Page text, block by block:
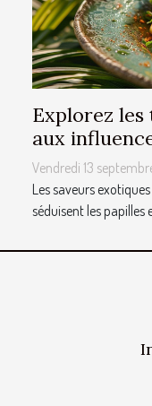
Explorez
aux
Vendredi 13
Les saveurs
séduisent les papilles